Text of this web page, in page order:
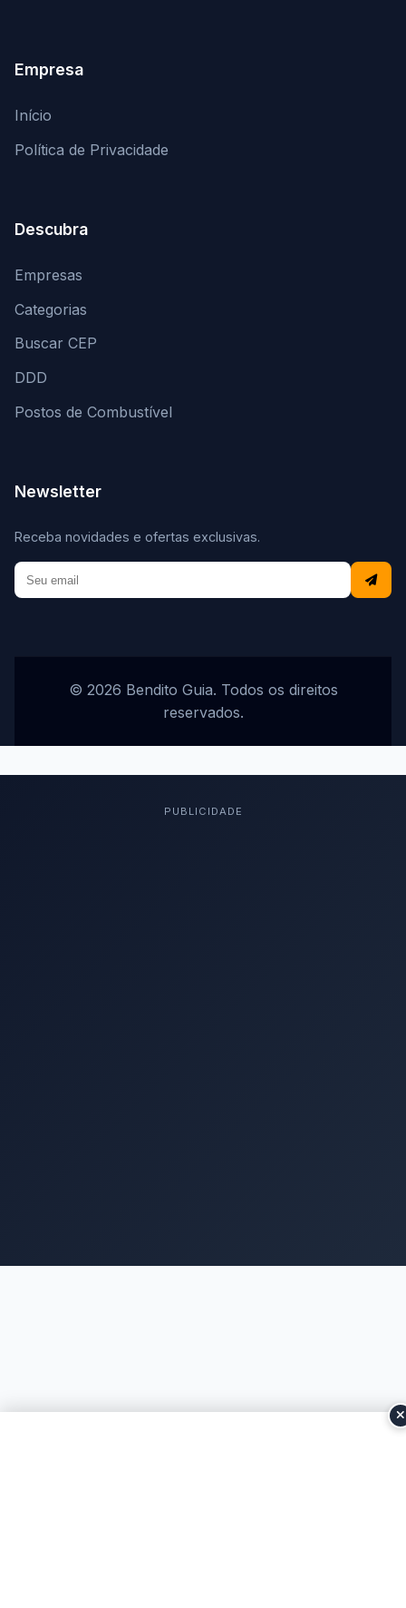
Empresa
Início
Política de Privacidade
Descubra
Empresas
Categorias
Buscar CEP
DDD
Postos de Combustível
Newsletter
Receba novidades e ofertas exclusivas.
© 2026 Bendito Guia. Todos os direitos
reservados.